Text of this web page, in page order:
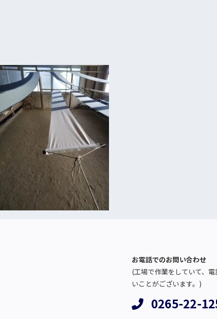
お電話でのお問い合わせ
(工場で作業をしていて、
いことがございます。)
0265-22-